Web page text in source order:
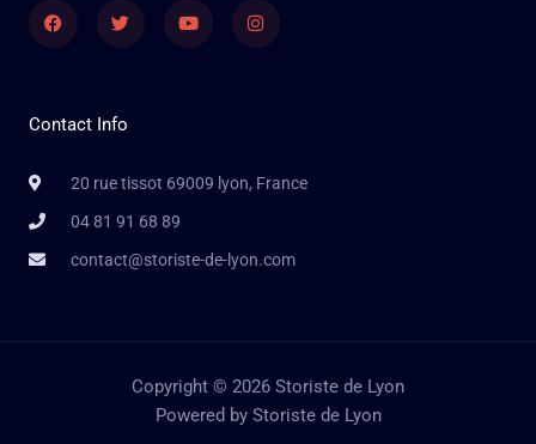
FacebookTwitter YoutubeInstagram
Contact Info
20 rue tissot 69009 lyon, France
04 81 91 68 89
contact@storiste-de-lyon.com
Copyright © 2026 Storiste de Lyon
Powered by Storiste de Lyon